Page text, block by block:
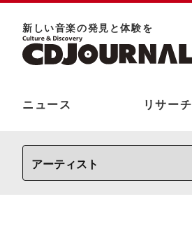
新しい⾳楽の発⾒と体験を
ニュース リサーチ